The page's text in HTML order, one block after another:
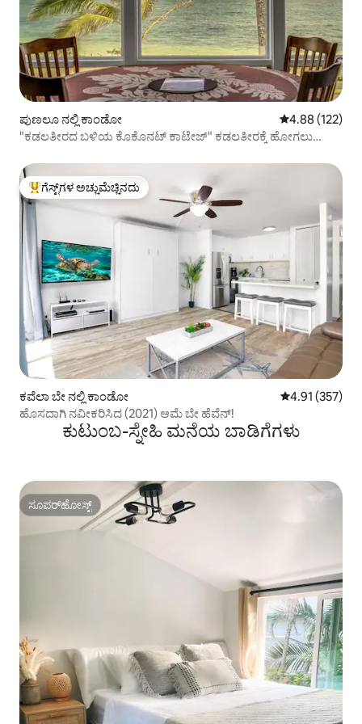
ಪುಣಲೂ ನಲ್ಲಿ ಕಾಂಡೋ 5 ರಲ್ಲಿ 4.88
4.88 (122)
"ಕಡಲತೀರದ ಬಳಿಯ ಕೊಕೊನಟ್ ಕಾಟೇಜ್" ಕಡಲತೀರಕ್ಕೆ ಹೋಗಲು
ಗೆಸ್ಟ್‌ಗಳಿಗೆ ಅತಿ ಹೆಚ್ಚು ಅಚ್ಚುಮೆಚ್ಚಿನದು
ಗೆಸ್ಟ್‌ಗಳ ಅಚ್ಚುಮೆಚ್ಚಿನದು
ಕವೆಲಾ ಬೇ ನಲ್ಲಿ ಕಾಂಡೋ 5 ರಲ್ಲಿ 4.91
4.91 (357)
ಹೊಸದಾಗಿ ನವೀಕರಿಸಿದ (2021) ಆಮೆ ಬೇ ಹೆವೆನ್!
ಕುಟುಂಬ-ಸ್ನೇಹಿ ಮನೆಯ ಬಾಡಿಗೆಗಳು
ಸೂಪರ್‌ಹೋಸ್ಟ್
ಸೂಪರ್‌ಹೋಸ್ಟ್